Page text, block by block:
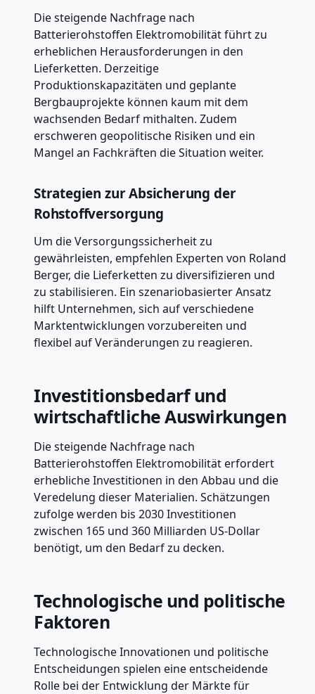
Die steigende Nachfrage nach
Batterierohstoffen Elektromobilität führt zu
erheblichen Herausforderungen in den
Lieferketten. Derzeitige
Produktionskapazitäten und geplante
Bergbauprojekte können kaum mit dem
wachsenden Bedarf mithalten. Zudem
erschweren geopolitische Risiken und ein
Mangel an Fachkräften die Situation weiter.
Strategien zur Absicherung der
Rohstoffversorgung
Um die Versorgungssicherheit zu
gewährleisten, empfehlen Experten von Roland
Berger, die Lieferketten zu diversifizieren und
zu stabilisieren. Ein szenariobasierter Ansatz
hilft Unternehmen, sich auf verschiedene
Marktentwicklungen vorzubereiten und
flexibel auf Veränderungen zu reagieren.
Investitionsbedarf und
wirtschaftliche Auswirkungen
Die steigende Nachfrage nach
Batterierohstoffen Elektromobilität erfordert
erhebliche Investitionen in den Abbau und die
Veredelung dieser Materialien. Schätzungen
zufolge werden bis 2030 Investitionen
zwischen 165 und 360 Milliarden US-Dollar
benötigt, um den Bedarf zu decken.
Technologische und politische
Faktoren
Technologische Innovationen und politische
Entscheidungen spielen eine entscheidende
Rolle bei der Entwicklung der Märkte für